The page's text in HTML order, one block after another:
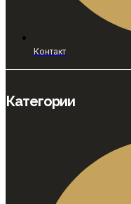
Контакт
Категории